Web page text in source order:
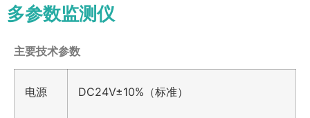
多参数监测仪
主要技术参数
电源 DC24V±10%（标准）